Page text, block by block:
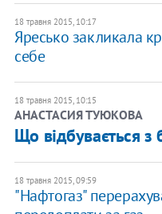
18 травня 2015, 10:17
Яресько закликала
себе
18 травня 2015, 10:15
АНАСТАСИЯ ТУЮКОВА
Що відбувається з
18 травня 2015, 09:59
"Нафтогаз"